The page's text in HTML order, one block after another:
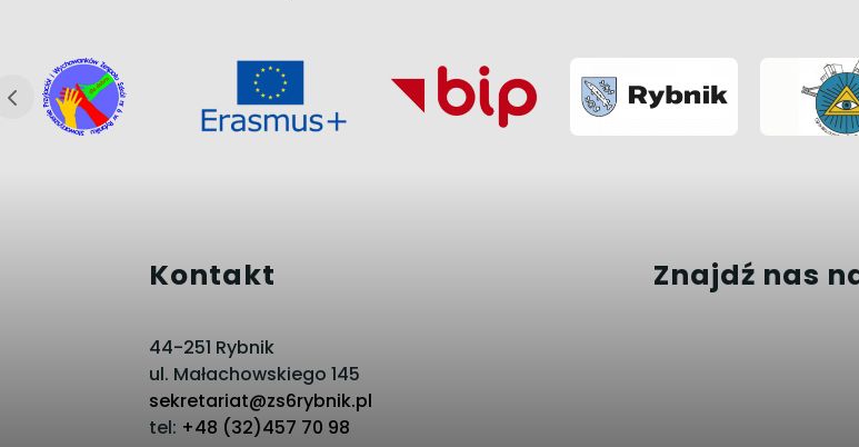
Kontakt
44-251 Rybnik
ul. Małachowskiego 145
sekretariat@zs6rybnik.pl
tel: +48 (32)457 70 98
Znajdź nas